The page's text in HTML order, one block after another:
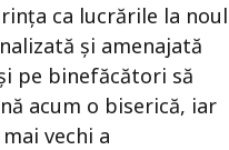
ca lucrările la noul
și amenajată
pe binefăcători să
acum o biserică, iar
vechi a